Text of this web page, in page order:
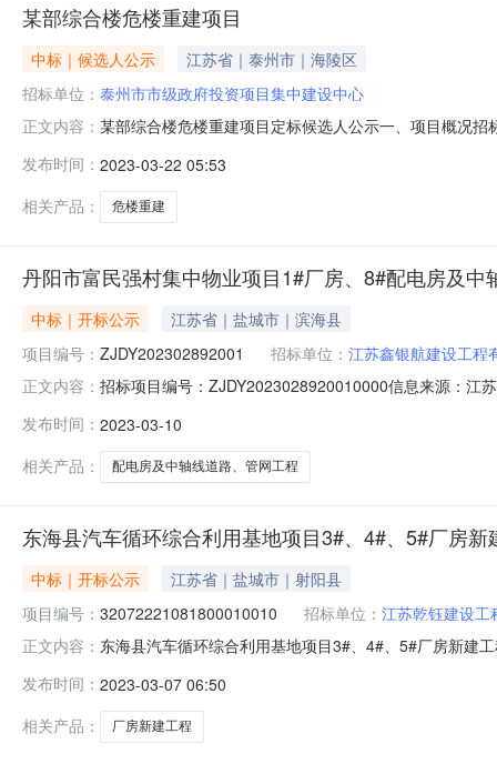
某部综合楼危楼重建项目
中标｜候选人公示
江苏省｜泰州市｜海陵区
招标单位： 泰州市市级政府投资项目集中建设中心
正文内容： 某部综合楼危楼重建项目定标候选人公示一、项目概况
（元）工期（天）质量标准企业及项目负责人基本概况
发布时间： 2023-03-22 05:53
相关产品：
危楼重建
丹阳市富民强村集中物业项目1#厂房、8#配电房及
中标｜开标公示
江苏省｜盐城市｜滨海县
项目编号： ZJDY202302892001 招标单位： 江苏鑫银航建设工程
正文内容： 招标项目编号：ZJDY2023028920010000信息来源：江
历天;质量要求:合格;保证金金额:0.00元,投标文件递交时
发布时间： 2023-03-10
相关产品：
配电房及中轴线道路、管网工程
东海县汽车循环综合利用基地项目3#、4#、5#厂房新
中标｜开标公示
江苏省｜盐城市｜射阳县
项目编号： 32072221081800010010 招标单位： 江苏乾钰建设工
正文内容： 东海县汽车循环综合利用基地项目3#、4#、5#厂房新建
投标人名称:淮安市思远建设工程有限公司;项目负责人:
发布时间： 2023-03-07 06:50
相关产品：
厂房新建工程